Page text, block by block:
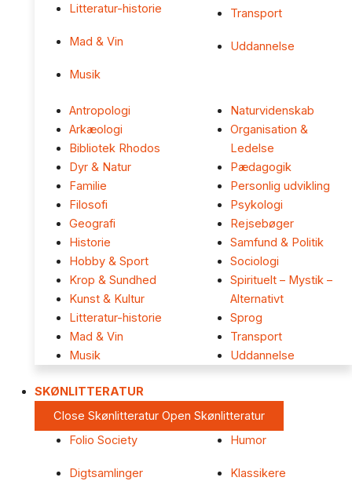
Litteratur-historie
Mad & Vin
Musik
Transport
Uddannelse
Antropologi
Arkæologi
Bibliotek Rhodos
Dyr & Natur
Familie
Filosofi
Geografi
Historie
Hobby & Sport
Krop & Sundhed
Kunst & Kultur
Litteratur-historie
Mad & Vin
Musik
Naturvidenskab
Organisation &
Ledelse
Pædagogik
Personlig udvikling
Psykologi
Rejsebøger
Samfund & Politik
Sociologi
Spirituelt – Mystik –
Alternativt
Sprog
Transport
Uddannelse
SKØNLITTERATUR
Close Skønlitteratur Open Skønlitteratur
Folio Society
Digtsamlinger
Humor
Klassikere